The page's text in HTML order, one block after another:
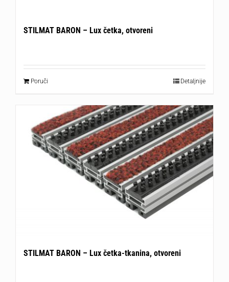
STILMAT BARON – Lux četka, otvoreni
Poruči Detaljnije
STILMAT BARON – Lux četka-tkanina, otvoreni